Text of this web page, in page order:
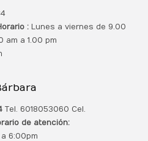
: Lunes a viernes de 9.00
am a 1.00 pm
Tel. 6018053060 Cel.
de atención:
6:00pm